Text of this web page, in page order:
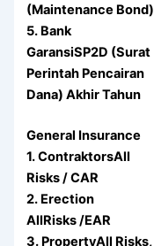
(Maintenance Bond)
5. Bank
GaransiSP2D (Surat
Perintah Pencairan
Dana) Akhir Tahun
General Insurance
1. ContraktorsAll
Risks / CAR
2. Erection
AllRisks /EAR
3. PropertyAll Risks,